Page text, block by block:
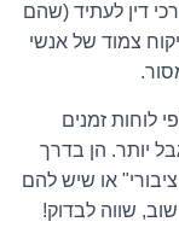
דין לעתיד (שהם
צמוד של אנשי
לוחות זמנים
יותר. הן בדרך
או שיש להם
שווה לבדוק!